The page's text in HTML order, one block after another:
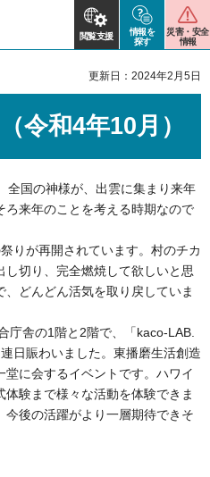
閲覧支援
情報を
探す
災害・安全
情報
更新日：2024年2月5日
令和4年10月）
国の神様が、出雲に集まり来年
来年のことを考える時期なので
りが再開されています。村のチカ
切り、完全燃焼して欲しいと思
どんどん活気を取り戻していま
舎の1階と2階で、「kaco-LAB.
日賑わいました。東播磨生活創造
に会するイベントです。ハワイ
験まで様々な活動を体験できま
今後の活躍がより一層期待できそ